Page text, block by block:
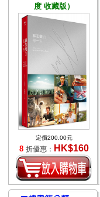
度 收藏版）
定價200.00元
8 折優惠： HK$160